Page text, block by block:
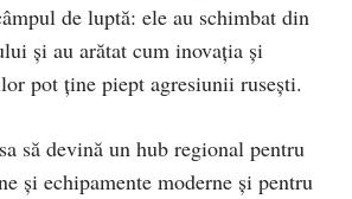
de luptă: ele au schimbat din
și au arătat cum inovația și
pot ține piept agresiunii rusești.
să devină un hub regional pentru
și echipamente moderne și pentru